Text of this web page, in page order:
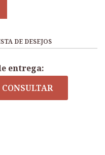
DE DESEJOS
entrega:
CONSULTAR